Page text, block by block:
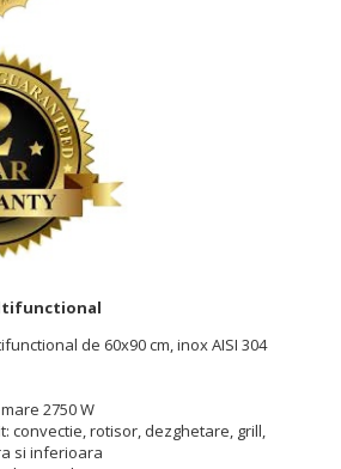
de 60x90 cm, inox AISI 304
2750 W
convectie, rotisor, dezghetare, grill,
si inferioara